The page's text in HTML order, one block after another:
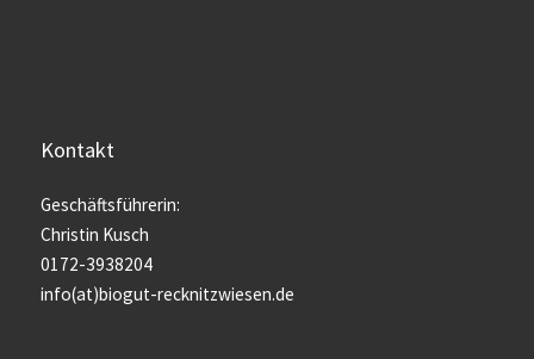
Kontakt
Geschäftsführerin:
Christin Kusch
0172-3938204
info(at)biogut-recknitzwiesen.de